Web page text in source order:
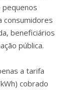
pequenos
consumidores
beneficiários
pública.
a tarifa
cobrado